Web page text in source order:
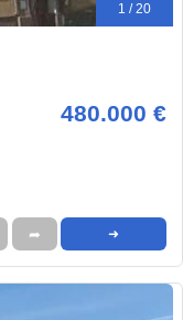
1 / 20
480.000 €
➦ ➜